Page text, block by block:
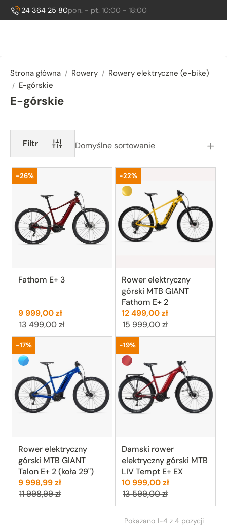
Zadzwoń do nas:
24 364 25 80Godziny otwarcia:
pon. - pt. 10:00 - 18:00
Strona główna Rowery
Rowery elektryczne (e-bike)
E-górskie
E-górskie
Podkategorie
Domyślne sortowanie
Filtr
Fathom E+ 3
Cena:
9 999,00 złPoprzednia cena:
13 499,00 zł
Promocja
-26%
Rower elektryczny
górski MTB GIANT
Fathom E+ 2
Cena:
12 499,00 złPoprzednia
15 999,00 zł
Promocja
-22%
Sun Beam (żółty)
Rower elektryczny
górski MTB GIANT
Talon E+ 2 (koła 29")
Cena:
9 998,99 złPoprzednia cena:
11 998,99 zł
Promocja
-17%
Cobalt (lazurowy)
Damski rower
elektryczny górski MTB
LIV Tempt E+ EX
Cena:
10 999,00 złPoprzednia
13 599,00 zł
Promocja
-19%
Metallic Red (strażacka
Pokazano 1-4 z 4 pozycji